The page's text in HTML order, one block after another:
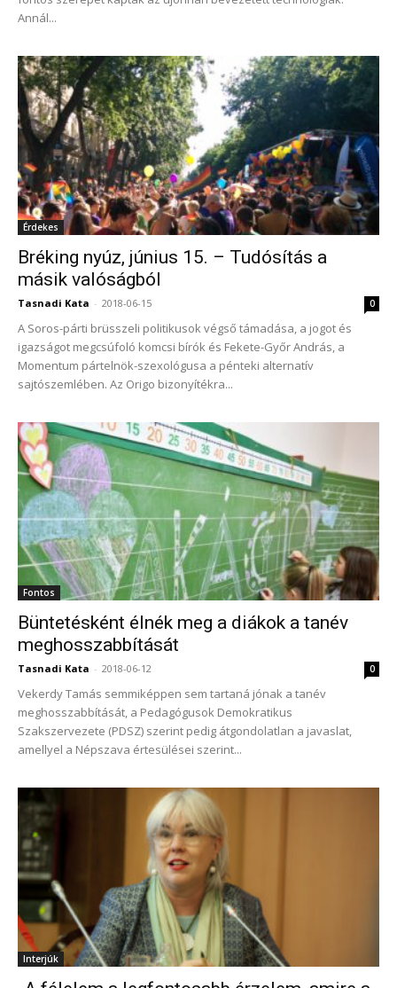
Annál...
Érdekes
Bréking nyúz, június 15. – Tudósítás a
másik valóságból
Tasnadi Kata - 2018-06-15 0
A Soros-párti brüsszeli politikusok végső támadása, a jogot és
igazságot megcsúfoló komcsi bírók és Fekete-Győr András, a
Momentum pártelnök-szexológusa a pénteki alternatív
sajtószemlében. Az Origo bizonyítékra...
Fontos
Büntetésként élnék meg a diákok a tanév
meghosszabbítását
Tasnadi Kata - 2018-06-12 0
Vekerdy Tamás semmiképpen sem tartaná jónak a tanév
meghosszabbítását, a Pedagógusok Demokratikus
Szakszervezete (PDSZ) szerint pedig átgondolatlan a javaslat,
amellyel a Népszava értesülései szerint...
Interjúk